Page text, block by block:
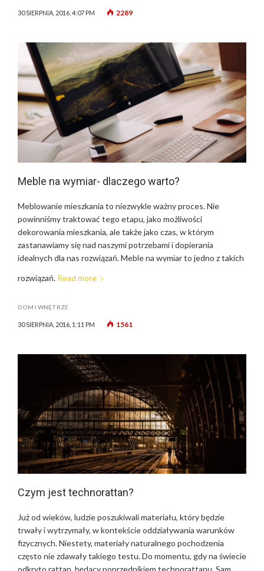
30 SIERPNIA, 2016, 4:07 PM 2289
Meble na wymiar- dlaczego warto?
Meblowanie mieszkania to niezwykle ważny proces. Nie
powinniśmy traktować tego etapu, jako możliwości
dekorowania mieszkania, ale także jako czas, w którym
zastanawiamy się nad naszymi potrzebami i dopierania
idealnych dla nas rozwiązań. Meble na wymiar to jedno z takich
rozwiązań. Read more
DOM I WNĘTRZE
30 SIERPNIA, 2016, 1:11 PM 1561
Czym jest technorattan?
Już od wieków, ludzie poszukiwali materiału, który będzie
trwały i wytrzymały, w kontekście oddziaływania warunków
fizycznych. Niestety, materiały naturalnego pochodzenia
często nie zdawały takiego testu. Do momentu, gdy na świecie
odkryto rattan, będący poprzednikiem technorattanu. Sam